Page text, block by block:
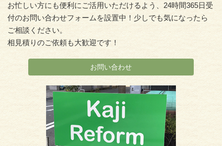
お忙しい方にも便利にご活用いただけるよう、24時間365日受
付のお問い合わせフォームを設置中！少しでも気になったら
ご相談ください。
相見積りのご依頼も大歓迎です！
お問い合わせ